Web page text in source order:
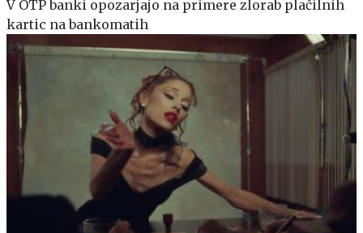
V OTP banki opozarjajo na primere zlorab plačilnih
kartic na bankomatih